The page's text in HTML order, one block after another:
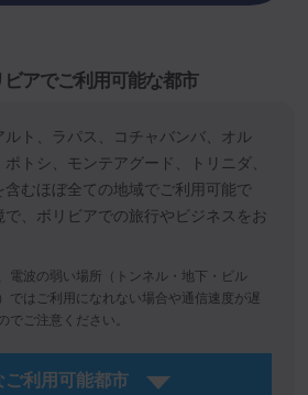
ビアでご利用可能な都市
ト、ラパス、コチャバンバ、オル
トシ、モンテアグード、トリニダ、
含むほぼ全ての地域でご利用可能で
、ボリビアでの旅行やビジネスをお
電波の弱い場所（トンネル・地下・ビル
ではご利用になれない場合や通信速度が遅
でご注意ください。
ご利用可能都市